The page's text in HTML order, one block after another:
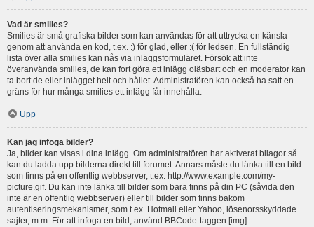
Vad är smilies?
Smilies är små grafiska bilder som kan användas för att uttrycka en känsla
genom att använda en kod, t.ex. :) för glad, eller :( för ledsen. En fullständig
lista över alla smilies kan nås via inläggsformuläret. Försök att inte
överanvända smilies, de kan fort göra ett inlägg oläsbart och en moderator kan
ta bort de eller inlägget helt och hållet. Administratören kan också ha satt en
gräns för hur många smilies ett inlägg får innehålla.
Upp
Kan jag infoga bilder?
Ja, bilder kan visas i dina inlägg. Om administratören har aktiverat bilagor så
kan du ladda upp bilderna direkt till forumet. Annars måste du länka till en bild
som finns på en offentlig webbserver, t.ex. http://www.example.com/my-
picture.gif. Du kan inte länka till bilder som bara finns på din PC (såvida den
inte är en offentlig webbserver) eller till bilder som finns bakom
autentiseringsmekanismer, som t.ex. Hotmail eller Yahoo, lösenorsskyddade
sajter, m.m. För att infoga en bild, använd BBCode-taggen [img].